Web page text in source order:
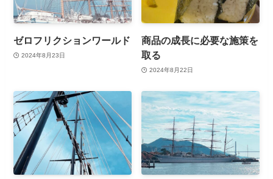
ゼロフリクションワールド
2024年8月23日
商品の成長に必要な施策を
取る
2024年8月22日